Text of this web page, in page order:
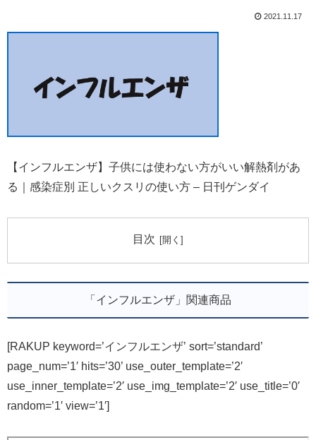
2021.11.17
【インフルエンザ】子供には使わない方がいい解熱剤があ
る｜感染症別 正しいクスリの使い方 – 日刊ゲンダイ
目次
「インフルエンザ」関連商品
[RAKUP keyword=’インフルエンザ’ sort=’standard’
page_num=’1′ hits=’30’ use_outer_template=’2′
use_inner_template=’2′ use_img_template=’2′ use_title=’0′
random=’1′ view=’1′]